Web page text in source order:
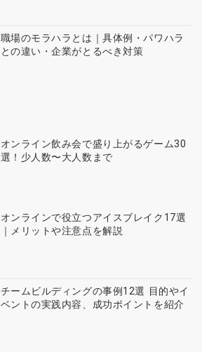
職場のモラハラとは｜具体例・パワハラ
との違い・企業がとるべき対策
オンライン飲み会で盛り上がるゲーム30
選！少人数〜大人数まで
オンラインで役立つアイスブレイク17選
｜メリットや注意点を解説
チームビルディングの事例12選 目的やイ
ベントの実践内容、成功ポイントを紹介